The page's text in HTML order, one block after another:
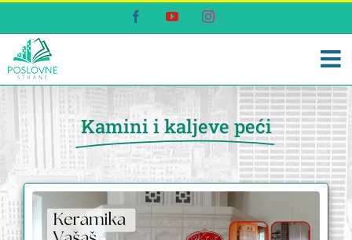
content
FacebookYouTubeInstagram
Kamini i kaljeve peći